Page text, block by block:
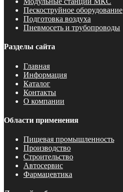
Пескоструйное оборудование
Подготовка воздуха
Пневмосеть и трубопроводы
Разделы сайта
Главная
Информация
Каталог
Контакты
О компании
Области применения
Пищевая промышленность
Производство
Строительство
Автосервис
Фармацевтика